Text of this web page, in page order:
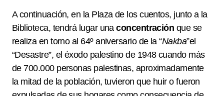
A continuación, en la Plaza de los cuentos, junto a la
Biblioteca, tendrá lugar unaconcentración que se
realiza en torno al 64º aniversario de la “Nakba”el
“Desastre”, el éxodo palestino de 1948 cuando más
de 700.000 personas palestinas, aproximadamente
la mitad de la población, tuvieron que huir o fueron